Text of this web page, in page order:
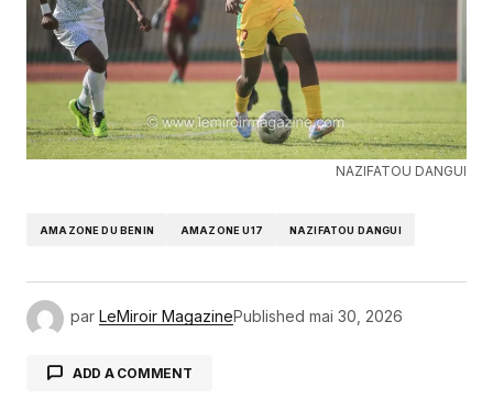
NAZIFATOU DANGUI
AMAZONE DU BENIN AMAZONE U17 NAZIFATOU DANGUI
par LeMiroir MagazinePublished mai 30, 2026
ADD A COMMENT